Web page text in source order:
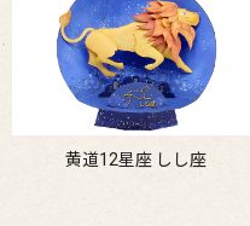
黄道12星座 しし座